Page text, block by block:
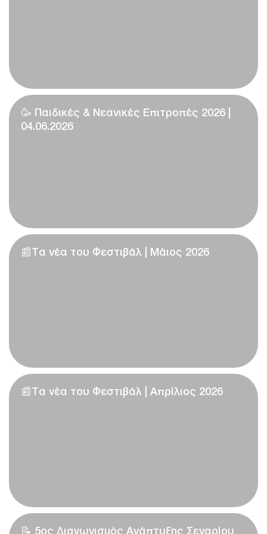
🥳 Παιδικές & Νεανικές Επιτροπές 2026 |
04.06.2026
📰Τα νέα του Φεστιβάλ | Μάιος 2026
📰Τα νέα του Φεστιβάλ | Απρίλιος 2026
📝 5ος Διαγωνισμός Ανάπτυξης Σεναρίου